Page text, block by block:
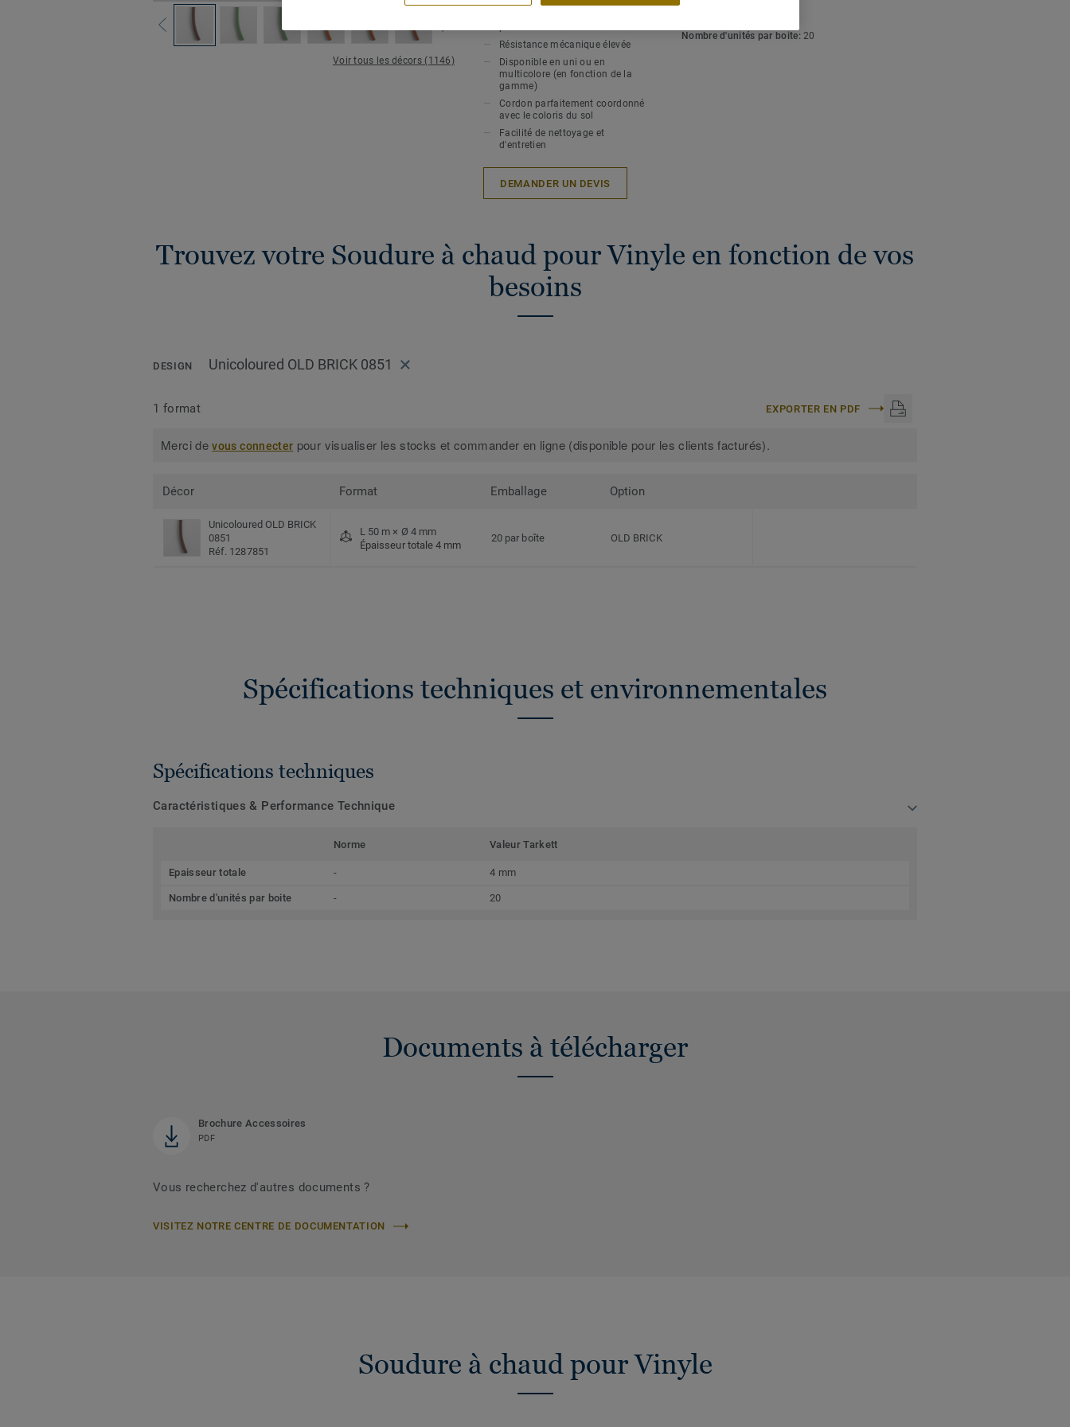
Voir tous les décors (1146)
Soudure à chaud pour une
Résistance mécanique élevée
Disponible en uni ou en
multicolore (en fonction de la
gamme)
Cordon parfaitement coordonné
avec le coloris du sol
Facilité de nettoyage et
d'entretien
Nombre d'unités par boite:20
DEMANDER UN DEVIS
Trouvez votre Soudure à chaud pour Vinyle en fonction de vos
besoins
DESIGN Unicoloured OLD BRICK 0851
1 format EXPORTER EN PDF
Merci devous connecter pour visualiser les stocks et commander en ligne (disponible pour les clients facturés).
Décor Format Emballage Option
Unicoloured OLD BRICK
0851
Réf. 1287851
L 50 m × Ø 4 mm
Épaisseur totale 4 mm
20 par boîte OLD BRICK
Spécifications techniques et environnementales
Spécifications techniques
Caractéristiques & Performance Technique
Norme Valeur Tarkett
Epaisseur totale - 4 mm
Nombre d'unités par boite - 20
Documents à télécharger
Brochure Accessoires
PDF
Vous recherchez d'autres documents ?
VISITEZ NOTRE CENTRE DE DOCUMENTATION
Soudure à chaud pour Vinyle